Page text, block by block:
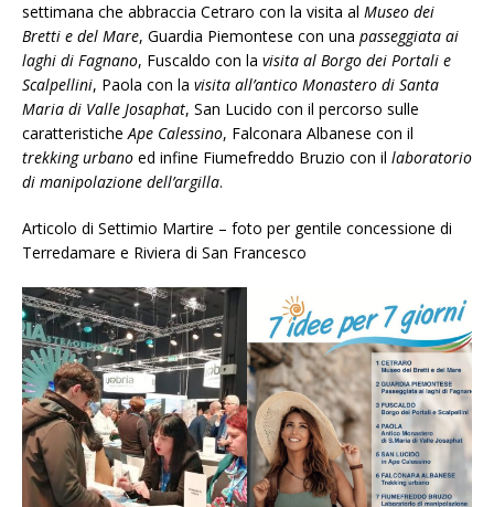
settimana che abbraccia Cetraro con la visita al Museo dei
Bretti e del Mare, Guardia Piemontese con una passeggiata ai
laghi di Fagnano, Fuscaldo con la visita al Borgo dei Portali e
Scalpellini, Paola con la visita all’antico Monastero di Santa
Maria di Valle Josaphat, San Lucido con il percorso sulle
caratteristicheApe Calessino, Falconara Albanese con il
trekking urbano ed infine Fiumefreddo Bruzio con il laboratorio
di manipolazione dell’argilla.
Articolo di Settimio Martire – foto per gentile concessione di
Terredamare e Riviera di San Francesco